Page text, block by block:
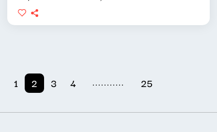
1 2 3 4 ........... 25